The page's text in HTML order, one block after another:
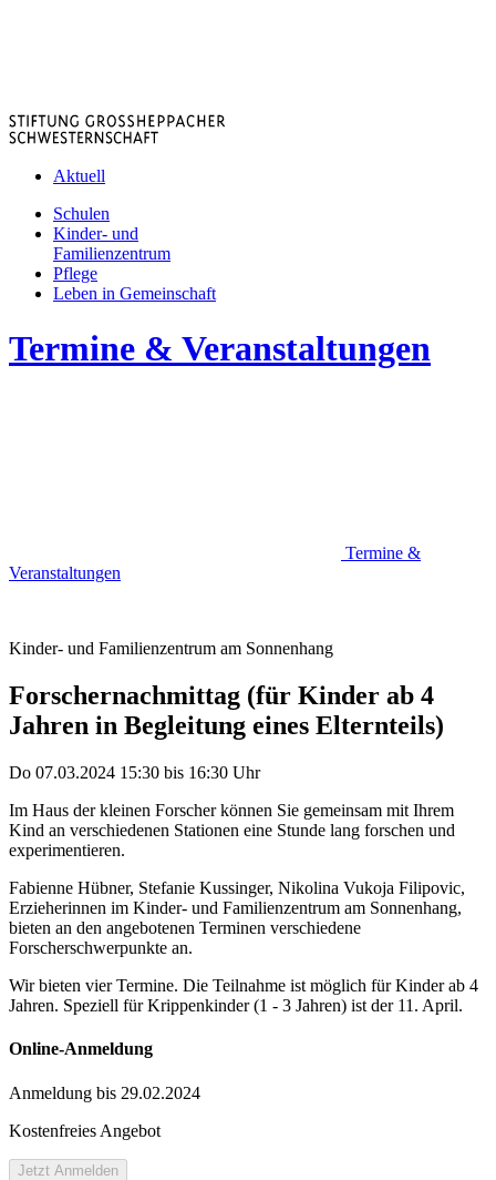
Aktuell
Schulen
Kinder- und
Familienzentrum
Pflege
Leben in Gemeinschaft
Termine & Veranstaltungen
Termine &
Veranstaltungen
Kinder- und Familienzentrum am Sonnenhang
Forschernachmittag (für Kinder ab 4
Jahren in Begleitung eines Elternteils)
Do 07.03.2024 15:30 bis 16:30 Uhr
Im Haus der kleinen Forscher können Sie gemeinsam mit Ihrem
Kind an verschiedenen Stationen eine Stunde lang forschen und
experimentieren.
Fabienne Hübner, Stefanie Kussinger, Nikolina Vukoja Filipovic,
Erzieherinnen im Kinder- und Familienzentrum am Sonnenhang,
bieten an den angebotenen Terminen verschiedene
Forscherschwerpunkte an.
Wir bieten vier Termine. Die Teilnahme ist möglich für Kinder ab 4
Jahren. Speziell für Krippenkinder (1 - 3 Jahren) ist der 11. April.
Online-Anmeldung
Anmeldung bis 29.02.2024
Kostenfreies Angebot
Jetzt Anmelden